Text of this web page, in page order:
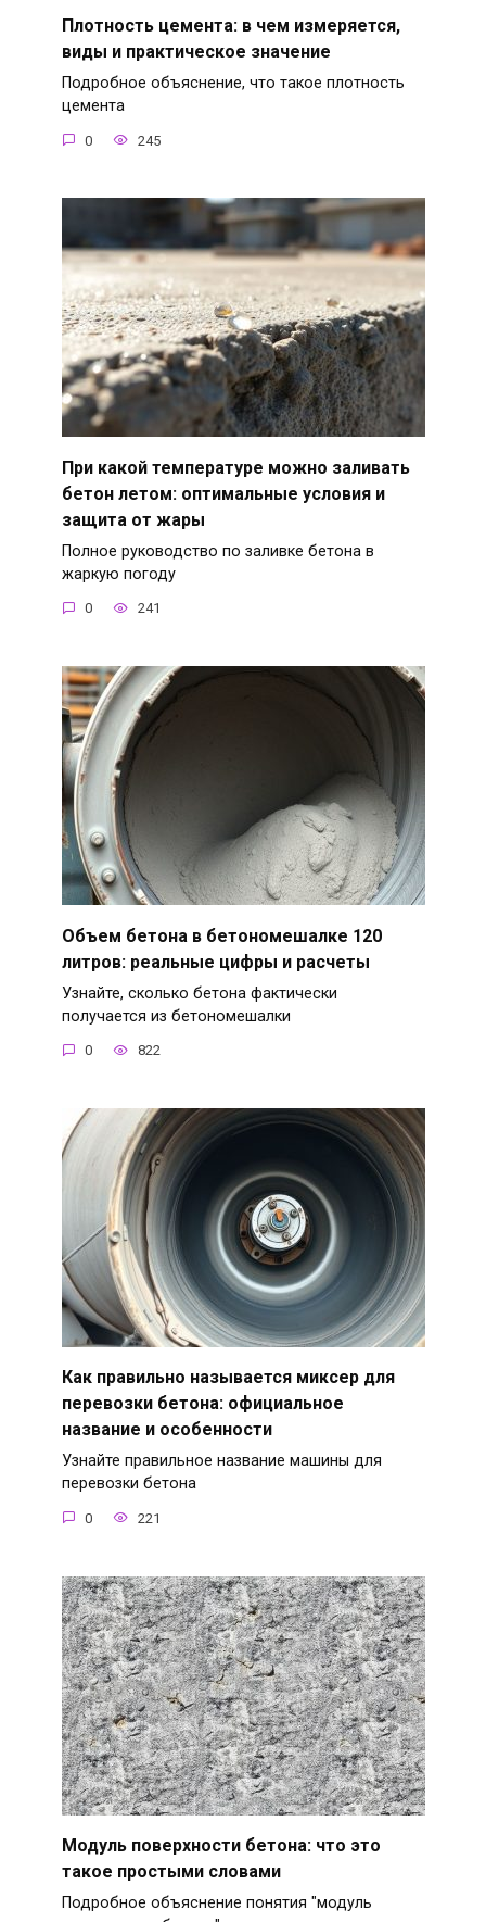
Плотность цемента: в чем измеряется,
виды и практическое значение
Подробное объяснение, что такое плотность
цемента
0 245
При какой температуре можно заливать
бетон летом: оптимальные условия и
защита от жары
Полное руководство по заливке бетона в
жаркую погоду
0 241
Объем бетона в бетономешалке 120
литров: реальные цифры и расчеты
Узнайте, сколько бетона фактически
получается из бетономешалки
0 822
Как правильно называется миксер для
перевозки бетона: официальное
название и особенности
Узнайте правильное название машины для
перевозки бетона
0 221
Модуль поверхности бетона: что это
такое простыми словами
Подробное объяснение понятия "модуль